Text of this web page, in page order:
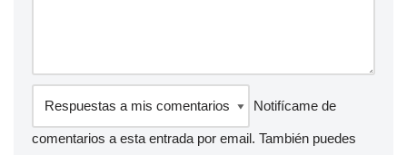
Notifícame de
comentarios a esta entrada por email. También puedes